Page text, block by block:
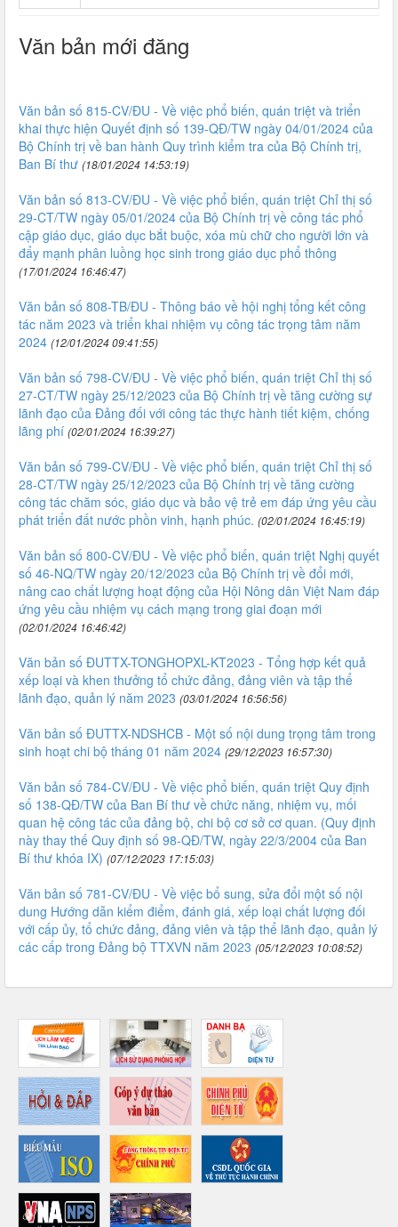
Văn bản mới đăng
Văn bản số 815-CV/ĐU - Về việc phổ biến, quán triệt và triển
khai thực hiện Quyết định số 139-QĐ/TW ngày 04/01/2024 của
Bộ Chính trị về ban hành Quy trình kiểm tra của Bộ Chính trị,
Ban Bí thư (18/01/2024 14:53:19)
Văn bản số 813-CV/ĐU - Về việc phổ biến, quán triệt Chỉ thị số
29-CT/TW ngày 05/01/2024 của Bộ Chính trị về công tác phổ
cập giáo dục, giáo dục bắt buộc, xóa mù chữ cho người lớn và
đẩy mạnh phân luồng học sinh trong giáo dục phổ thông
(17/01/2024 16:46:47)
Văn bản số 808-TB/ĐU - Thông báo về hội nghị tổng kết công
tác năm 2023 và triển khai nhiệm vụ công tác trọng tâm năm
2024 (12/01/2024 09:41:55)
Văn bản số 798-CV/ĐU - Về việc phổ biến, quán triệt Chỉ thị số
27-CT/TW ngày 25/12/2023 của Bộ Chính trị về tăng cường sự
lãnh đạo của Đảng đối với công tác thực hành tiết kiệm, chống
lãng phí (02/01/2024 16:39:27)
Văn bản số 799-CV/ĐU - Về việc phổ biến, quán triệt Chỉ thị số
28-CT/TW ngày 25/12/2023 của Bộ Chính trị về tăng cường
công tác chăm sóc, giáo dục và bảo vệ trẻ em đáp ứng yêu cầu
phát triển đất nước phồn vinh, hạnh phúc. (02/01/2024 16:45:19)
Văn bản số 800-CV/ĐU - Về việc phổ biến, quán triệt Nghị quyết
số 46-NQ/TW ngày 20/12/2023 của Bộ Chính trị về đổi mới,
nâng cao chất lượng hoạt động của Hội Nông dân Việt Nam đáp
ứng yêu cầu nhiệm vụ cách mạng trong giai đoạn mới
(02/01/2024 16:46:42)
Văn bản số ĐUTTX-TONGHOPXL-KT2023 - Tổng hợp kết quả
xếp loại và khen thưởng tổ chức đảng, đảng viên và tập thể
lãnh đạo, quản lý năm 2023 (03/01/2024 16:56:56)
Văn bản số ĐUTTX-NDSHCB - Một số nội dung trọng tâm trong
sinh hoạt chi bộ tháng 01 năm 2024 (29/12/2023 16:57:30)
Văn bản số 784-CV/ĐU - Về việc phổ biến, quán triệt Quy định
số 138-QĐ/TW của Ban Bí thư về chức năng, nhiệm vụ, mối
quan hệ công tác của đảng bộ, chi bộ cơ sở cơ quan. (Quy định
này thay thế Quy định số 98-QĐ/TW, ngày 22/3/2004 của Ban
Bí thư khóa IX) (07/12/2023 17:15:03)
Văn bản số 781-CV/ĐU - Về việc bổ sung, sửa đổi một số nội
dung Hướng dẫn kiểm điểm, đánh giá, xếp loại chất lượng đối
với cấp ủy, tổ chức đảng, đảng viên và tập thể lãnh đạo, quản lý
các cấp trong Đảng bộ TTXVN năm 2023 (05/12/2023 10:08:52)